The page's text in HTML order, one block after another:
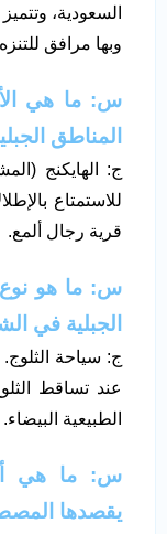
السعودية،
وبها مرافق
س: ما هي
المناطق
ج: الهايكنج
للاستمتاع
قرية رجال ألمع.
س: ما هو نوع
الجبلية في
ج: سياحة
عند تساقط
الطبيعية البيضاء.
س: ما هي
يقصدها